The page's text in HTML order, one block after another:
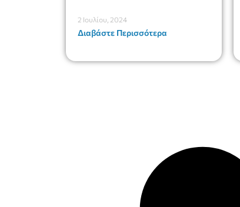
2 Ιουλίου, 2024
Διαβάστε Περισσότερα